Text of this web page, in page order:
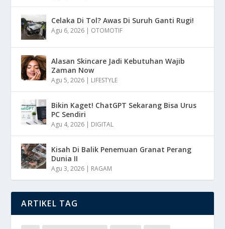
Celaka Di Tol? Awas Di Suruh Ganti Rugi!
Agu 6, 2026 | OTOMOTIF
Alasan Skincare Jadi Kebutuhan Wajib
Zaman Now
Agu 5, 2026 | LIFESTYLE
Bikin Kaget! ChatGPT Sekarang Bisa Urus
PC Sendiri
Agu 4, 2026 | DIGITAL
Kisah Di Balik Penemuan Granat Perang
Dunia II
Agu 3, 2026 | RAGAM
ARTIKEL TAG